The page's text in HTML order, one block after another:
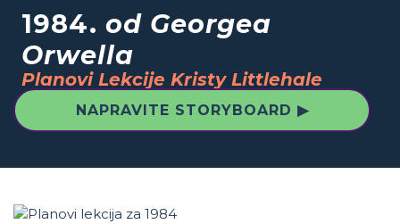
1984. od Georgea
Orwella
Planovi Lekcije Kristy Littlehale
NAPRAVITE STORYBOARD ▶